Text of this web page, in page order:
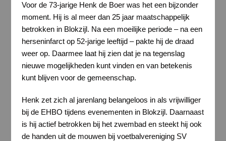
Voor de 73-jarige Henk de Boer was het een bijzonder
moment. Hij is al meer dan 25 jaar maatschappelijk
betrokken in Blokzijl. Na een moeilijke periode – na een
herseninfarct op 52-jarige leeftijd – pakte hij de draad
weer op. Daarmee laat hij zien dat je na tegenslag
nieuwe mogelijkheden kunt vinden en van betekenis
kunt blijven voor de gemeenschap.
Henk zet zich al jarenlang belangeloos in als vrijwilliger
bij de EHBO tijdens evenementen in Blokzijl. Daarnaast
is hij actief betrokken bij het zwembad en steekt hij ook
de handen uit de mouwen bij voetbalvereniging SV